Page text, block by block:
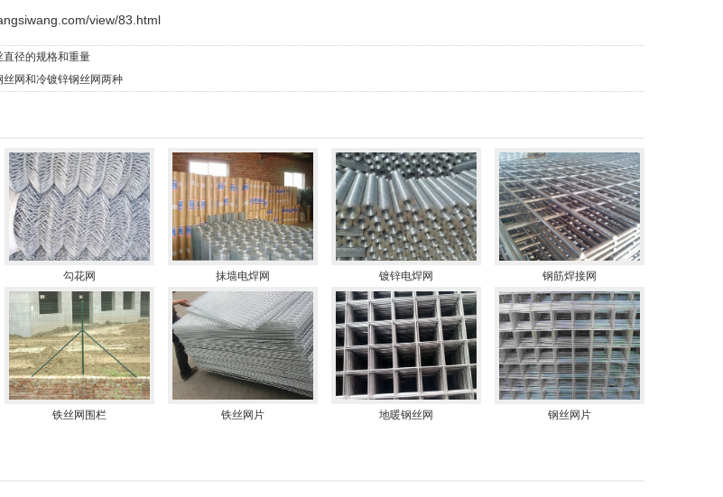
view/83.html
径的规格和重量
网和冷镀锌钢丝网两种
勾花网 抹墙电焊网 镀锌电焊网 钢筋焊接网
铁丝网围栏 铁丝网片 地暖钢丝网 钢丝网片